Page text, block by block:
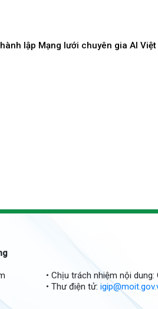
lập Mạng lưới chuyên gia AI
• Chịu trách nhiệm nội
• Thư điện tử: